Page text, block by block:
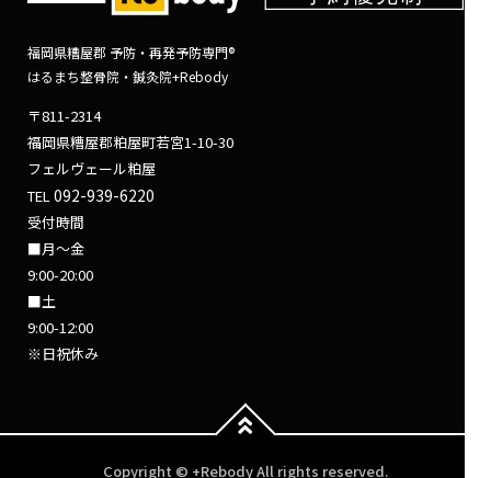
福岡県糟屋郡 予防・再発予防専門®
はるまち整骨院・鍼灸院+Rebody
〒811-2314
福岡県糟屋郡粕屋町若宮1-10-30
フェルヴェール粕屋
TEL092-939-6220
受付時間
■月～金
9:00-20:00
■土
9:00-12:00
※日祝休み
Copyright © +Rebody All rights reserved.